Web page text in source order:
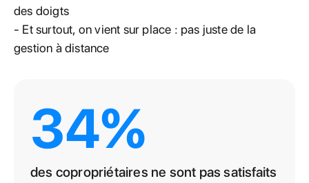
des doigts
- Et surtout, on vient sur place : pas juste de la
gestion à distance
34%
des copropriétaires ne sont pas satisfaits